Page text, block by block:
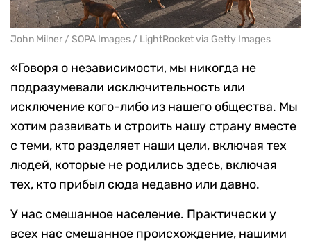
John Milner / SOPA Images / LightRocket via Getty Images
«Говоря о независимости, мы никогда не
подразумевали исключительность или
исключение кого-либо из нашего общества. Мы
хотим развивать и строить нашу страну вместе
с теми, кто разделяет наши цели, включая тех
людей, которые не родились здесь, включая
тех, кто прибыл сюда недавно или давно.
У нас смешанное население. Практически у
всех нас смешанное происхождение, нашими